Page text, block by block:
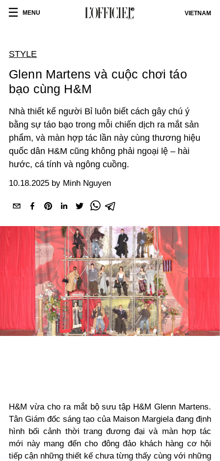
MENU VIETNAM
STYLE
Glenn Martens và cuộc chơi táo
bạo cùng H&M
Nhà thiết kế người Bỉ luôn biết cách gây chú ý
bằng sự táo bạo trong mỗi chiến dịch ra mắt sản
phẩm, và màn hợp tác lần này cùng thương hiệu
quốc dân H&M cũng không phải ngoại lệ – hài
hước, cá tính và ngông cuồng.
10.18.2025 by Minh Nguyen
H&M vừa cho ra mắt bộ sưu tập H&M Glenn Martens.
Tân Giám đốc sáng tạo của Maison Margiela đang định
hình bối cảnh thời trang đương đại và màn hợp tác
mới này mang đến cho đông đảo khách hàng cơ hội
tiếp cận những thiết kế chưa từng thấy cùng với những